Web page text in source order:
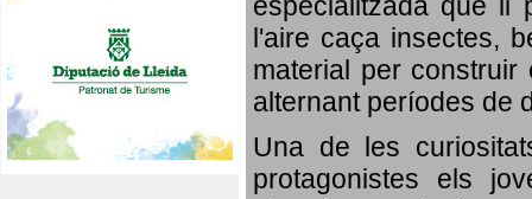
l'aire caça insectes,
material per
alternant períodes de
Una de les
protagonistes els